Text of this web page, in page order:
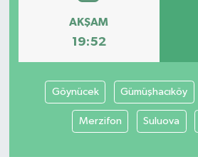
AKŞAM
19:52
Göynücek Gümüşhacıköy
Merzifon Suluova